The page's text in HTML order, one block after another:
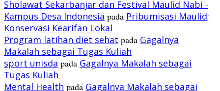
Sholawat Sekarbanjar dan Festival Maulid Nabi -
Kampus Desa Indonesia pada Pribumisasi Maulid;
Konservasi Kearifan Lokal
Program latihan diet sehat pada Gagalnya
Makalah sebagai Tugas Kuliah
sport unisda pada Gagalnya Makalah sebagai
Tugas Kuliah
Mental Health pada Gagalnya Makalah sebagai